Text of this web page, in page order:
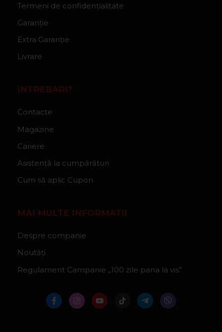
Termeni de confidențialitate
Garanție
Extra Garanție
Livrare
INTREBARI?
Contacte
Magazine
Cariere
Asistență la cumpărături
Cum să aplic Cupon
MAI MULTE INFORMATII
Despre companie
Noutăți
Regulament Campanie „100 zile pana la vis”